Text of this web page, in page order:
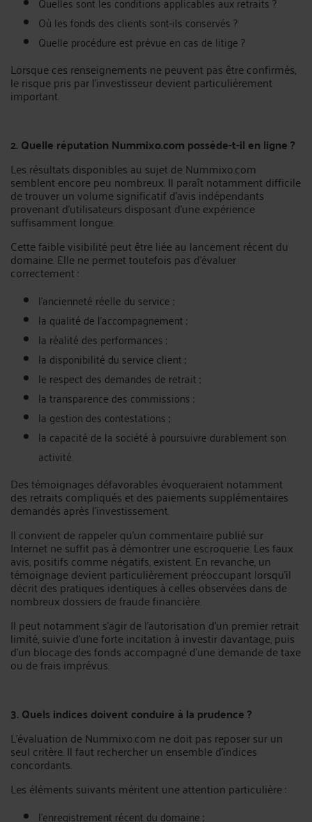
Où les fonds des clients sont-ils conservés ?
Quelle procédure est prévue en cas de litige ?
Lorsque ces renseignements ne peuvent pas être confirmés,
le risque pris par l’investisseur devient particulièrement
important.
2. Quelle réputation Nummixo.com possède-t-il en ligne ?
Les résultats disponibles au sujet de Nummixo.com
semblent encore peu nombreux. Il paraît notamment difficile
de trouver un volume significatif d’avis indépendants
provenant d’utilisateurs disposant d’une expérience
suffisamment longue.
Cette faible visibilité peut être liée au lancement récent du
domaine. Elle ne permet toutefois pas d’évaluer
correctement :
l’ancienneté réelle du service ;
la qualité de l’accompagnement ;
la réalité des performances ;
la disponibilité du service client ;
le respect des demandes de retrait ;
la transparence des commissions ;
la gestion des contestations ;
la capacité de la société à poursuivre durablement son
activité.
Des témoignages défavorables évoqueraient notamment
des retraits compliqués et des paiements supplémentaires
demandés après l’investissement.
Il convient de rappeler qu’un commentaire publié sur
Internet ne suffit pas à démontrer une escroquerie. Les faux
avis, positifs comme négatifs, existent. En revanche, un
témoignage devient particulièrement préoccupant lorsqu’il
décrit des pratiques identiques à celles observées dans de
nombreux dossiers de fraude financière.
Il peut notamment s’agir de l’autorisation d’un premier retrait
limité, suivie d’une forte incitation à investir davantage, puis
d’un blocage des fonds accompagné d’une demande de taxe
ou de frais imprévus.
3. Quels indices doivent conduire à la prudence ?
L’évaluation de Nummixo.com ne doit pas reposer sur un
seul critère. Il faut rechercher un ensemble d’indices
concordants.
Les éléments suivants méritent une attention particulière :
l’enregistrement récent du domaine ;